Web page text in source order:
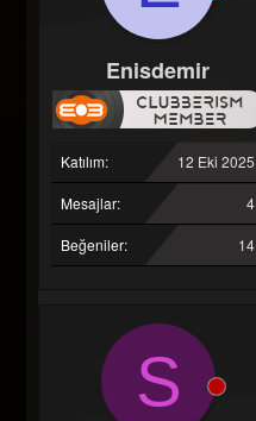
Enisdemir
Katılım 12 Eki 2025
Mesajlar 4
Beğeniler 14
S